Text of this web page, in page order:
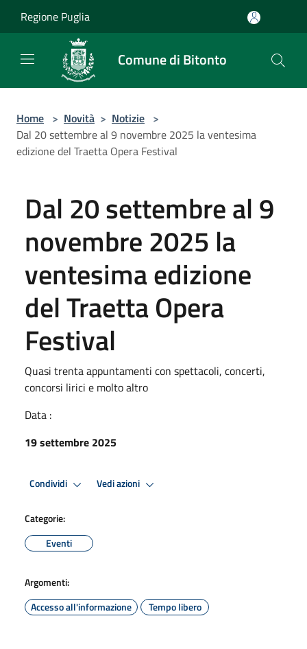
Regione Puglia
Comune di Bitonto
Home > Novità > Notizie >
Dal 20 settembre al 9 novembre 2025 la ventesima
edizione del Traetta Opera Festival
Dal 20 settembre al 9
novembre 2025 la
ventesima edizione
del Traetta Opera
Festival
Quasi trenta appuntamenti con spettacoli, concerti,
concorsi lirici e molto altro
Data :
19 settembre 2025
Condividi Vedi azioni
Categorie:
Eventi
Argomenti:
Accesso all'informazione
Tempo libero